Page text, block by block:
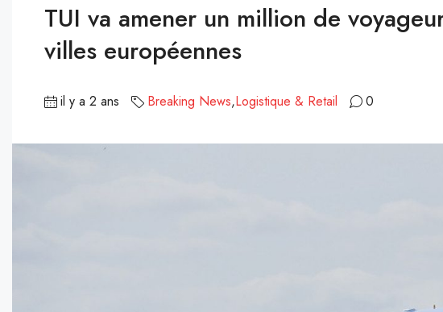
TUI va amener un million de
villes européennes
il y a 2 ans Breaking News,Logistique & Retail 0